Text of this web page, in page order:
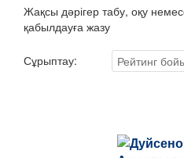
Жақсы дәрігер табу, оқу
қабылдауға жазу
Сұрыптау: Рейтинг